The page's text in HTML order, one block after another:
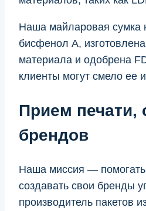
Наша майларовая сумка
бисфенол А,
материала и одобрена
клиенты могут смело ее
Прием печати,
брендов
Наша миссия —
создавать свои бренды
производитель пакетов